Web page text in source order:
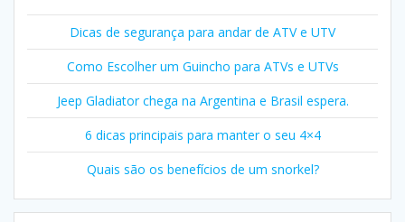
Dicas de segurança para andar de ATV e UTV
Como Escolher um Guincho para ATVs e UTVs
Jeep Gladiator chega na Argentina e Brasil espera.
6 dicas principais para manter o seu 4×4
Quais são os benefícios de um snorkel?